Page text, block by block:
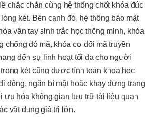
chắc chắn cùng hệ thống chốt khóa đúc
két. Bên cạnh đó, hệ thống bảo mật
vân tay sinh trắc học thông minh, khóa
chống dò mã, khóa cơ đổi mã truyền
đến sự linh hoạt tối đa cho người
két cũng được tính toán khoa học
động, ngăn bí mật hoặc khay đựng trang
ưu hóa không gian lưu trữ tài liệu quan
vật dụng giá trị lớn.